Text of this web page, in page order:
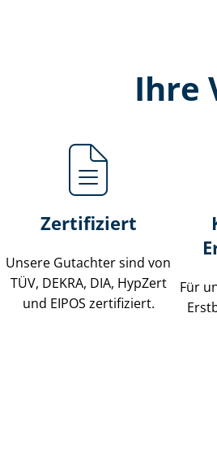
Ihre
Zertifiziert
Unsere Gutachter sind von
TÜV, DEKRA, DIA, HypZert
und EIPOS zertifiziert.
Für